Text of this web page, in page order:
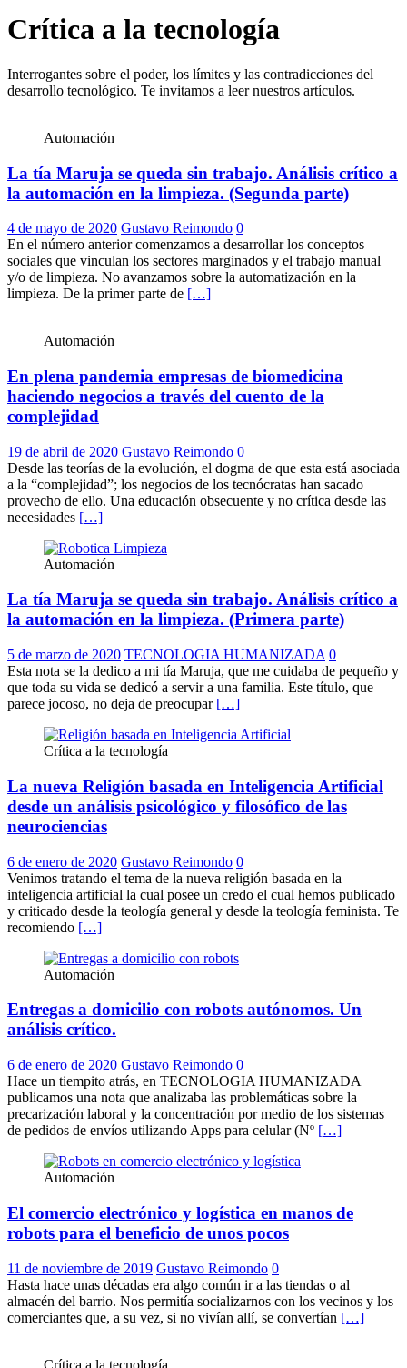
Crítica a la tecnología
Interrogantes sobre el poder, los límites y las contradicciones del
desarrollo tecnológico. Te invitamos a leer nuestros artículos.
Automación
La tía Maruja se queda sin trabajo. Análisis crítico a
la automación en la limpieza. (Segunda parte)
4 de mayo de 2020 Gustavo Reimondo 0
En el número anterior comenzamos a desarrollar los conceptos
sociales que vinculan los sectores marginados y el trabajo manual
y/o de limpieza. No avanzamos sobre la automatización en la
limpieza. De la primer parte de […]
Automación
En plena pandemia empresas de biomedicina
haciendo negocios a través del cuento de la
complejidad
19 de abril de 2020 Gustavo Reimondo 0
Desde las teorías de la evolución, el dogma de que esta está asociada
a la “complejidad”; los negocios de los tecnócratas han sacado
provecho de ello. Una educación obsecuente y no crítica desde las
necesidades […]
Automación
La tía Maruja se queda sin trabajo. Análisis crítico a
la automación en la limpieza. (Primera parte)
5 de marzo de 2020 TECNOLOGIA HUMANIZADA 0
Esta nota se la dedico a mi tía Maruja, que me cuidaba de pequeño y
que toda su vida se dedicó a servir a una familia. Este título, que
parece jocoso, no deja de preocupar […]
Crítica a la tecnología
La nueva Religión basada en Inteligencia Artificial
desde un análisis psicológico y filosófico de las
neurociencias
6 de enero de 2020 Gustavo Reimondo 0
Venimos tratando el tema de la nueva religión basada en la
inteligencia artificial la cual posee un credo el cual hemos publicado
y criticado desde la teología general y desde la teología feminista. Te
recomiendo […]
Automación
Entregas a domicilio con robots autónomos. Un
análisis crítico.
6 de enero de 2020 Gustavo Reimondo 0
Hace un tiempito atrás, en TECNOLOGIA HUMANIZADA
publicamos una nota que analizaba las problemáticas sobre la
precarización laboral y la concentración por medio de los sistemas
de pedidos de envíos utilizando Apps para celular (Nº […]
Automación
El comercio electrónico y logística en manos de
robots para el beneficio de unos pocos
11 de noviembre de 2019 Gustavo Reimondo 0
Hasta hace unas décadas era algo común ir a las tiendas o al
almacén del barrio. Nos permitía socializarnos con los vecinos y los
comerciantes que, a su vez, si no vivían allí, se convertían […]
Crítica a la tecnología